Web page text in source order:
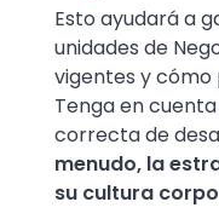
Esto ayudará a
unidades de
vigentes y
Tenga en
correcta de
menudo, la
su cultura